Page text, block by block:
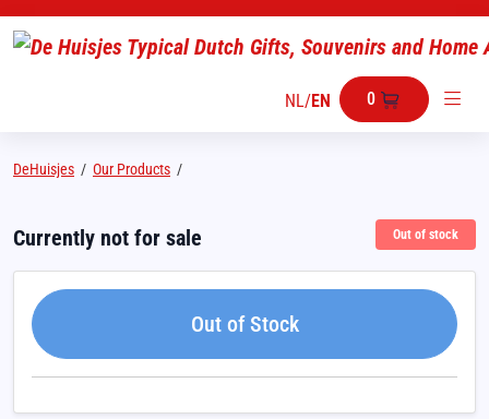
NL/EN 0
DeHuisjes / Our Products /
Currently not for sale Out of stock
Out of Stock